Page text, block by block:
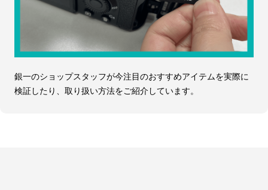
銀一のショップスタッフが今注目のおすすめアイテムを実際に
検証したり、取り扱い方法をご紹介しています。